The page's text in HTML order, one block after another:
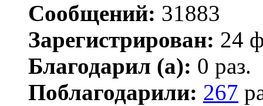
Сообщений: 31883
Зарегистрирован: 24
Благодарил (а): 0 раз.
Поблагодарили: 267